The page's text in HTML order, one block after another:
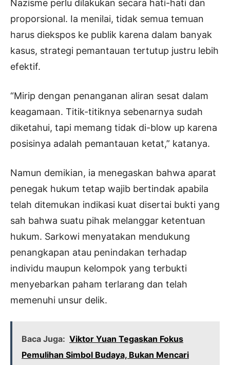
Nazisme perlu dilakukan secara hati-hati dan
proporsional. Ia menilai, tidak semua temuan
harus diekspos ke publik karena dalam banyak
kasus, strategi pemantauan tertutup justru lebih
efektif.
“Mirip dengan penanganan aliran sesat dalam
keagamaan. Titik-titiknya sebenarnya sudah
diketahui, tapi memang tidak di-blow up karena
posisinya adalah pemantauan ketat,” katanya.
Namun demikian, ia menegaskan bahwa aparat
penegak hukum tetap wajib bertindak apabila
telah ditemukan indikasi kuat disertai bukti yang
sah bahwa suatu pihak melanggar ketentuan
hukum. Sarkowi menyatakan mendukung
penangkapan atau penindakan terhadap
individu maupun kelompok yang terbukti
menyebarkan paham terlarang dan telah
memenuhi unsur delik.
Baca Juga: Viktor Yuan Tegaskan Fokus
Pemulihan Simbol Budaya, Bukan Mencari